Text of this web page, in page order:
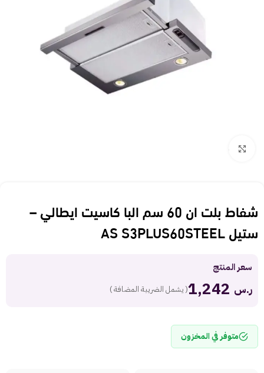
شفاط بلت ان 60 سم البا كاسيت ايطالي –
ستيل AS S3PLUS60STEEL
سعر المنتج
ر.س ( يشمل الضريبة المضافة )
متوفر في المخزون